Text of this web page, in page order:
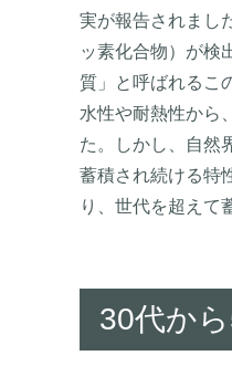
実が報告されまし
ッ素化合物）が検
質」と呼ばれるこ
水性や耐熱性から
た。しかし、自然
蓄積され続ける特
り、世代を超えて
30代か